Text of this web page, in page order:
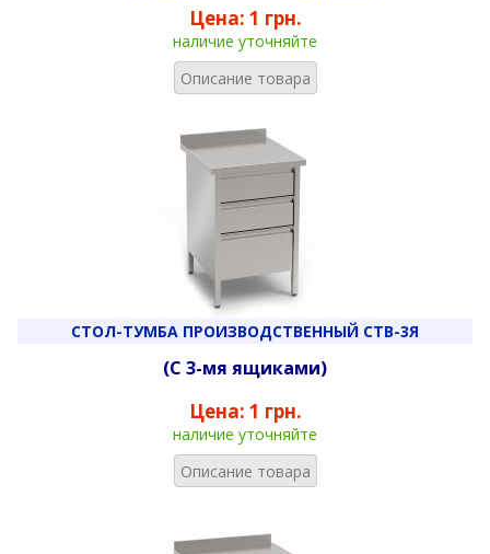
Цена: 1 грн.
наличие уточняйте
Описание товара
СТОЛ-ТУМБА ПРОИЗВОДСТВЕННЫЙ СТВ-3Я
(С 3-мя ящиками)
Цена: 1 грн.
наличие уточняйте
Описание товара